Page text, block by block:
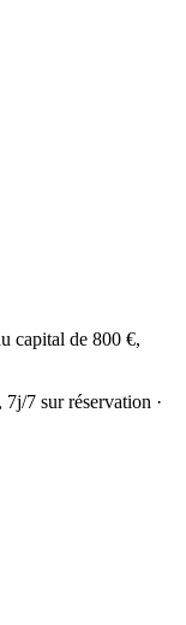
capital de 800 €,
7j/7 sur réservation ·